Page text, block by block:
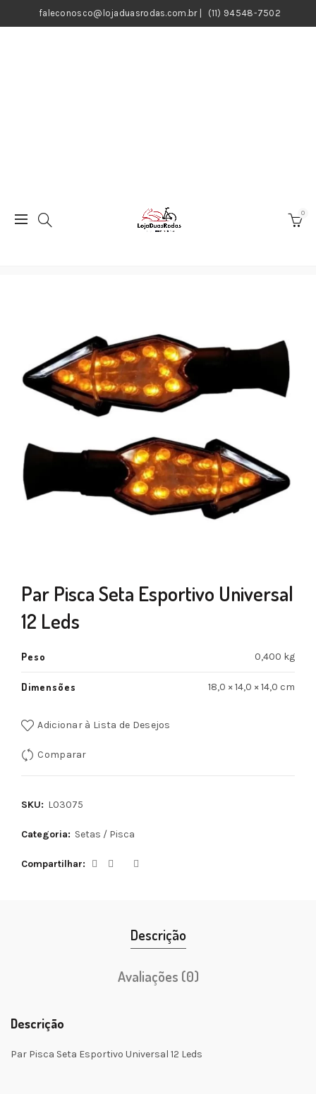
faleconosco@lojaduasrodas.com.br| (11) 94548-7502
0
Par Pisca Seta Esportivo Universal
12 Leds
Peso 0,400 kg
Dimensões 18,0 × 14,0 × 14,0 cm
Adicionar à Lista de Desejos
Comparar
SKU: L03075
Categoria: Setas / Pisca
Compartilhar
Descrição
Avaliações (0)
Descrição
Par Pisca Seta Esportivo Universal 12 Leds